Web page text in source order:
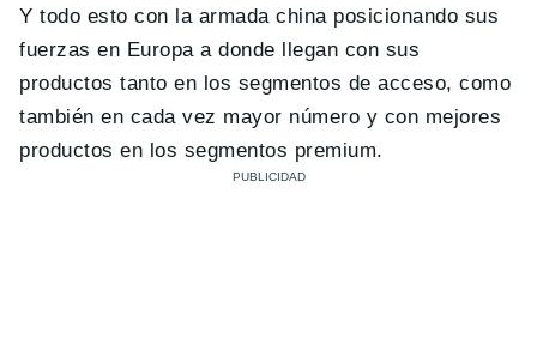
Y todo esto con la armada china posicionando sus
fuerzas en Europa a donde llegan con sus
productos tanto en los segmentos de acceso, como
también en cada vez mayor número y con mejores
productos en los segmentos premium.